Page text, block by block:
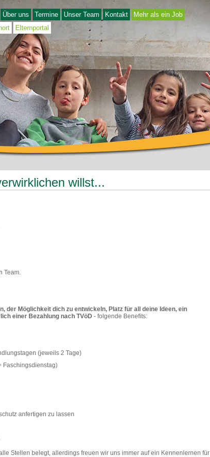
Über uns Termine Unser Team Kontakt
Mehr als ein Job
Elternportal
willst...
Team.
der Möglichkeit dich zu entwickeln, Platz für all deine Ideen, ein
einer Bezahlung nach TVöD - folgende Benefits:
(jeweils 2 Tage)
Faschingsdienstag)
anfertigen zu lassen
Stellen belegt, allerdings freuen wir uns immer auf ein Kennenlernen für